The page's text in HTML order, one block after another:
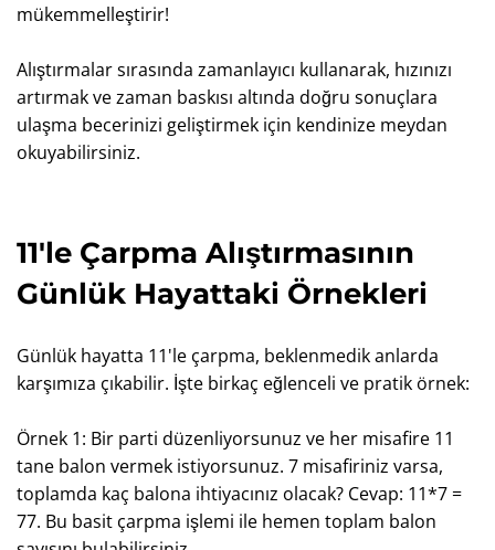
mükemmelleştirir!
Alıştırmalar sırasında zamanlayıcı kullanarak, hızınızı
artırmak ve zaman baskısı altında doğru sonuçlara
ulaşma becerinizi geliştirmek için kendinize meydan
okuyabilirsiniz.
11'le Çarpma Alıştırmasının
Günlük Hayattaki Örnekleri
Günlük hayatta 11'le çarpma, beklenmedik anlarda
karşımıza çıkabilir. İşte birkaç eğlenceli ve pratik örnek:
Örnek 1: Bir parti düzenliyorsunuz ve her misafire 11
tane balon vermek istiyorsunuz. 7 misafiriniz varsa,
toplamda kaç balona ihtiyacınız olacak? Cevap: 11*7 =
77. Bu basit çarpma işlemi ile hemen toplam balon